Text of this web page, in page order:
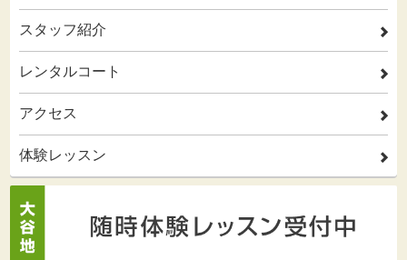
スタッフ紹介 2
レンタルコート 2
アクセス 2
体験レッスン 2